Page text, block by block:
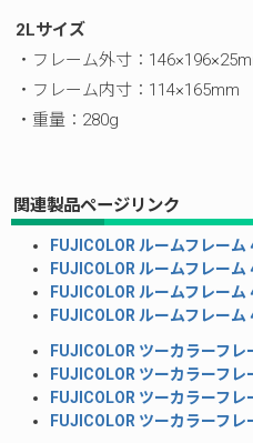
2Lサイズ
・フレーム外寸：
・フレーム内寸：114×165mm
・重量：280g
関連製品ページリンク
FUJICOLOR ルームフレー
FUJICOLOR ルームフレー
FUJICOLOR ルームフレー
FUJICOLOR ルームフレーム
FUJICOLOR ツーカラーフ
FUJICOLOR ツーカラーフ
FUJICOLOR ツーカラーフ
FUJICOLOR ツーカラーフ